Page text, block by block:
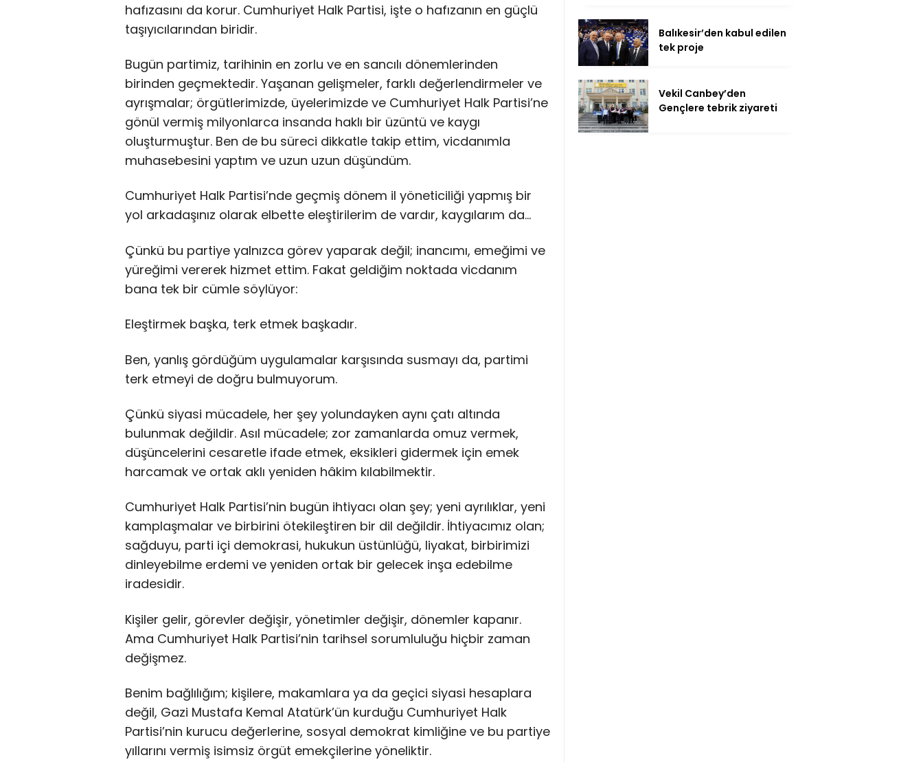
hafızasını da korur. Cumhuriyet Halk Partisi, işte o hafızanın en güçlü
taşıyıcılarından biridir.
Bugün partimiz, tarihinin en zorlu ve en sancılı dönemlerinden
birinden geçmektedir. Yaşanan gelişmeler, farklı değerlendirmeler ve
ayrışmalar; örgütlerimizde, üyelerimizde ve Cumhuriyet Halk Partisi’ne
gönül vermiş milyonlarca insanda haklı bir üzüntü ve kaygı
oluşturmuştur. Ben de bu süreci dikkatle takip ettim, vicdanımla
muhasebesini yaptım ve uzun uzun düşündüm.
Cumhuriyet Halk Partisi’nde geçmiş dönem il yöneticiliği yapmış bir
yol arkadaşınız olarak elbette eleştirilerim de vardır, kaygılarım da…
Çünkü bu partiye yalnızca görev yaparak değil; inancımı, emeğimi ve
yüreğimi vererek hizmet ettim. Fakat geldiğim noktada vicdanım
bana tek bir cümle söylüyor:
Eleştirmek başka, terk etmek başkadır.
Ben, yanlış gördüğüm uygulamalar karşısında susmayı da, partimi
terk etmeyi de doğru bulmuyorum.
Çünkü siyasi mücadele, her şey yolundayken aynı çatı altında
bulunmak değildir. Asıl mücadele; zor zamanlarda omuz vermek,
düşüncelerini cesaretle ifade etmek, eksikleri gidermek için emek
harcamak ve ortak aklı yeniden hâkim kılabilmektir.
Cumhuriyet Halk Partisi’nin bugün ihtiyacı olan şey; yeni ayrılıklar, yeni
kamplaşmalar ve birbirini ötekileştiren bir dil değildir. İhtiyacımız olan;
sağduyu, parti içi demokrasi, hukukun üstünlüğü, liyakat, birbirimizi
dinleyebilme erdemi ve yeniden ortak bir gelecek inşa edebilme
iradesidir.
Kişiler gelir, görevler değişir, yönetimler değişir, dönemler kapanır.
Ama Cumhuriyet Halk Partisi’nin tarihsel sorumluluğu hiçbir zaman
değişmez.
Benim bağlılığım; kişilere, makamlara ya da geçici siyasi hesaplara
değil, Gazi Mustafa Kemal Atatürk’ün kurduğu Cumhuriyet Halk
Partisi’nin kurucu değerlerine, sosyal demokrat kimliğine ve bu partiye
yıllarını vermiş isimsiz örgüt emekçilerine yöneliktir.
Balıkesir’den kabul edilen
tek proje
Vekil Canbey’den
Gençlere tebrik ziyareti